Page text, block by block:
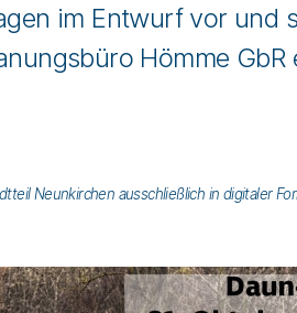
im Entwurf vor und
Hömme
Neunkirchen ausschließlich in digitaler